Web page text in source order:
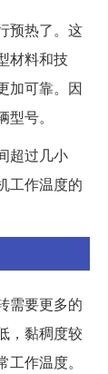
预热了。这
材料和技
加可靠。因
号。
超过几小
工作温度的
需要更多的
，黏稠度较
作温度。